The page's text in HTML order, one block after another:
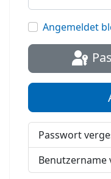
Angemeldet
Passwort
Benutzername